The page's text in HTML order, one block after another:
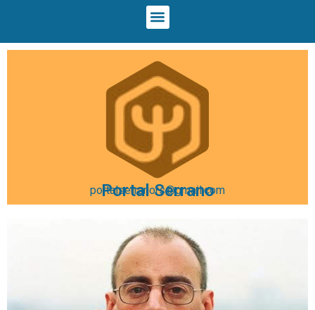
Portal Serrano
portalserranors@gmail.com